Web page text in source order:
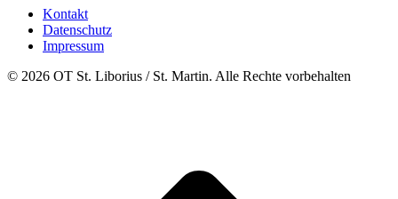
Kontakt
Datenschutz
Impressum
© 2026 OT St. Liborius / St. Martin. Alle Rechte vorbehalten